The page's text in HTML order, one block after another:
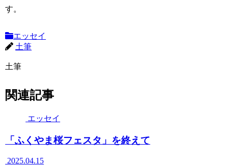
す。
エッセイ
土筆
土筆
関連記事
エッセイ
「ふくやま桜フェスタ」を終えて
2025.04.15